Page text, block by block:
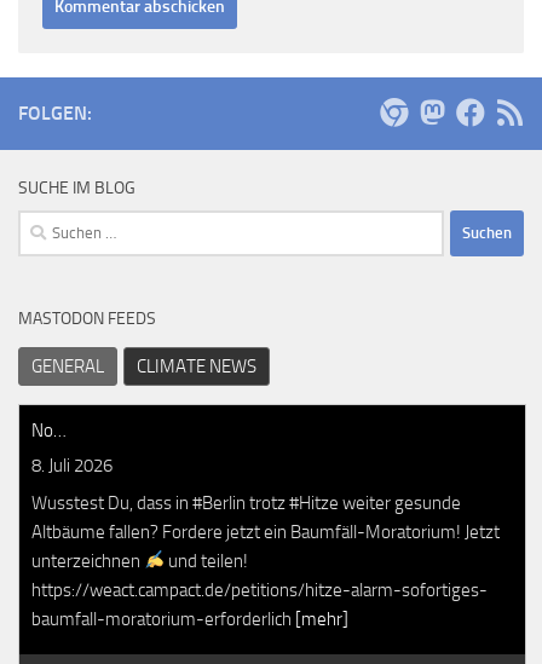
FOLGEN:
SUCHE IM BLOG
Suchen
nach:
MASTODON FEEDS
GENERAL CLIMATE NEWS
No…
8. Juli 2026
Wusstest Du, dass in #Berlin trotz #Hitze weiter gesunde
Altbäume fallen? Fordere jetzt ein Baumfäll-Moratorium! Jetzt
unterzeichnen
und teilen!
https://weact.campact.de/petitions/hitze-alarm-sofortiges-
baumfall-moratorium-erforderlich [mehr]